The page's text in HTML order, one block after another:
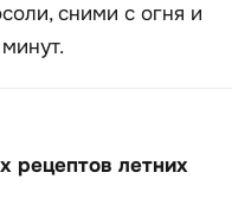
сними с огня и
рецептов летних